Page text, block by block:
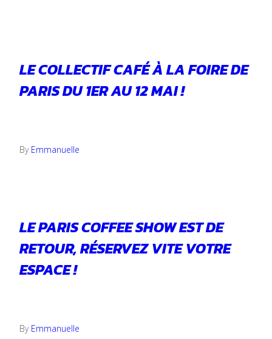
LE COLLECTIF CAFÉ À LA FOIRE DE
PARIS DU 1ER AU 12 MAI !
By Emmanuelle
LE PARIS COFFEE SHOW EST DE
RETOUR, RÉSERVEZ VITE VOTRE
ESPACE !
By Emmanuelle